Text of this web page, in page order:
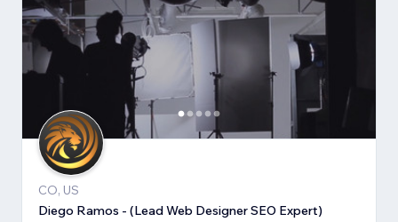
CO, US
Diego Ramos - (Lead Web Designer SEO Expert)